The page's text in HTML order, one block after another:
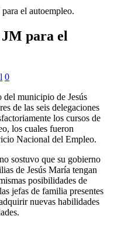
el autoempleo.
para el
0
municipio de Jesús
de las seis delegaciones
los cursos de
los cuales fueron
Nacional del Empleo.
sostuvo que su gobierno
de Jesús María tengan
posibilidades de
jefas de familia presentes
nuevas habilidades